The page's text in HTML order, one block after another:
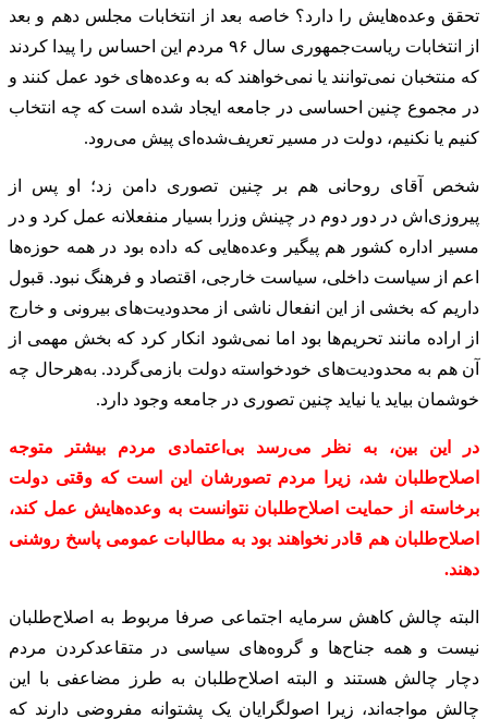
تحقق وعده‌هایش را دارد؟ خاصه بعد از انتخابات مجلس دهم و بعد
از انتخابات ریاست‌جمهوری سال ۹۶ مردم این احساس را پیدا کردند
که منتخبان نمی‌توانند یا نمی‌خواهند که به وعده‌های خود عمل کنند و
در مجموع چنین احساسی در جامعه ایجاد شده است که چه انتخاب
کنیم یا نکنیم، دولت در مسیر تعریف‌شده‌ای پیش می‌رود.
شخص آقای روحانی هم بر چنین تصوری دامن زد؛ او پس از
پیروزی‌اش در دور دوم در چینش وزرا بسیار منفعلانه عمل کرد و در
مسیر اداره کشور هم پیگیر وعده‌هایی که داده بود در همه حوزه‌ها
اعم از سیاست داخلی، سیاست خارجی، اقتصاد و فرهنگ نبود. قبول
داریم که بخشی از این انفعال ناشی از محدودیت‌های بیرونی و خارج
از اراده مانند تحریم‌ها بود اما نمی‌شود انکار کرد که بخش مهمی از
آن هم به محدودیت‌های خودخواسته دولت بازمی‌گردد. به‌هرحال چه
خوشمان بیاید یا نیاید چنین تصوری در جامعه وجود دارد.
در این بین، به نظر می‌رسد بی‌اعتمادی مردم بیشتر متوجه
اصلاح‌طلبان شد، زیرا مردم تصورشان این است که وقتی دولت
برخاسته از حمایت اصلاح‌طلبان نتوانست به وعده‌هایش عمل کند،
اصلاح‌طلبان هم قادر نخواهند بود به مطالبات عمومی پاسخ روشنی
دهند.
البته چالش کاهش سرمایه اجتماعی صرفا مربوط به اصلاح‌طلبان
نیست و همه جناح‌ها و گروه‌های سیاسی در متقاعدکردن مردم
دچار چالش هستند و البته اصلاح‌طلبان به ‌طرز مضاعفی با این
چالش مواجه‌اند، زیرا اصولگرایان یک پشتوانه مفروضی دارند که